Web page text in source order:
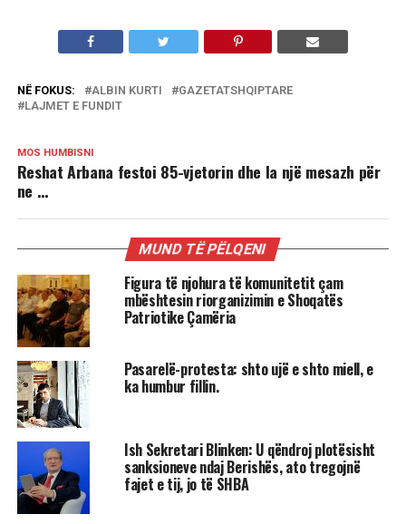
NË FOKUS: ALBIN KURTI
GAZETATSHQIPTARE
LAJMET E FUNDIT
MOS HUMBISNI
Reshat Arbana festoi 85-vjetorin dhe la një mesazh për
ne …
MUND TË PËLQENI
Figura të njohura të komunitetit çam
mbështesin riorganizimin e Shoqatës
Patriotike Çamëria
Pasarelë-protesta: shto ujë e shto miell, e
ka humbur fillin.
Ish Sekretari Blinken: U qëndroj plotësisht
sanksioneve ndaj Berishës, ato tregojnë
fajet e tij, jo të SHBA